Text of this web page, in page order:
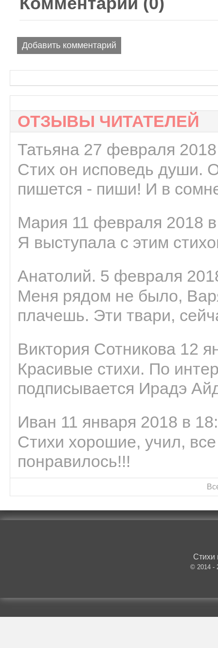
Добавить комментарий
ОТЗЫВЫ ЧИТАТЕЛЕЙ
Татьяна 27 февраля
Стих он исповедь души.
пишется - пиши! И в
Мария 11 февраля 2018
Я выступала с этим
Анатолий. 5 февраля
Меня рядом не было,
плачешь. Эти твари,
Виктория Сотникова 12
Красивые стихи. По
подписывается Ирадэ
Иван 11 января 2018 в
Стихи хорошие, учил,
понравилось!!!
Стихи
© 2014 -